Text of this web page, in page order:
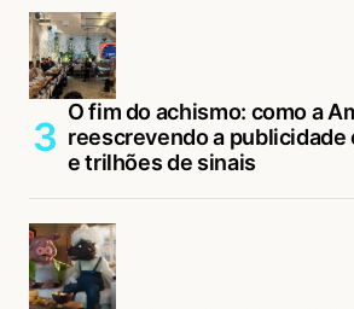
O fim do achismo: como a
reescrevendo a publicidade
e trilhões de sinais